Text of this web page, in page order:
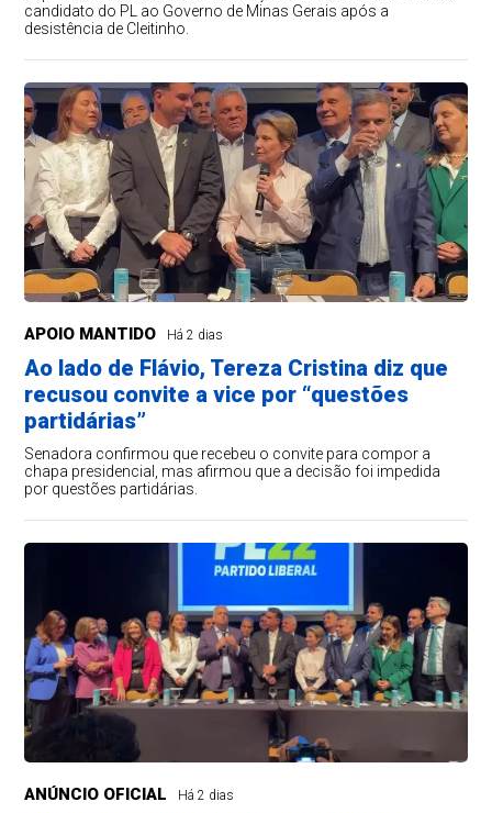
candidato do PL ao Governo de Minas Gerais após a
desistência de Cleitinho.
APOIO MANTIDO Há 2 dias
Ao lado de Flávio, Tereza Cristina diz que
recusou convite a vice por “questões
partidárias”
Senadora confirmou que recebeu o convite para compor a
chapa presidencial, mas afirmou que a decisão foi impedida
por questões partidárias.
ANÚNCIO OFICIAL Há 2 dias